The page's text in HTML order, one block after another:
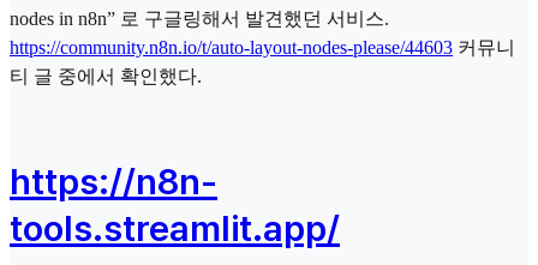
nodes in n8n” 로 구글링해서 발견했던 서비스.
https://community.n8n.io/t/auto-layout-nodes-please/44603 커뮤니
티 글 중에서 확인했다.
https://n8n-
tools.streamlit.app/